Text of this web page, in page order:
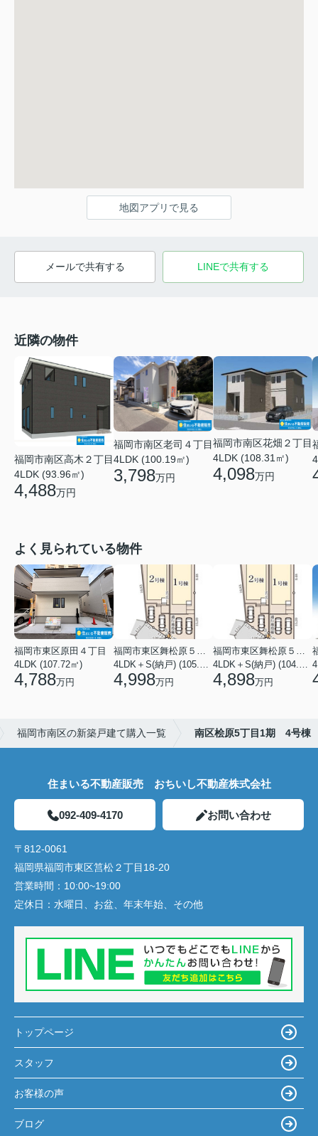
地図アプリで見る
メールで共有する LINEで共有する
近隣の物件
福岡市南区高木２丁目
4LDK (93.96㎡)
4,488万円
福岡市南区老司４丁目
4LDK (100.19㎡)
3,798万円
福岡市南区花畑２丁目
4LDK (108.31㎡)
4,098万円
よく見られている物件
福岡市東区原田４丁目
4LDK (107.72㎡)
4,788万円 4,998万円 4,898万円
福岡市南区の新築戸建て購入一覧 南区桧原5丁目1期 4号棟
住まいる不動産販売 おちいし不動産株式会社
092-409-4170 お問い合わせ
〒812-0061
福岡県福岡市東区筥松２丁目18-20
営業時間： 10:00~19:00
定休日： 水曜日、お盆、年末年始、その他
トップページ
スタッフ
お客様の声
ブログ